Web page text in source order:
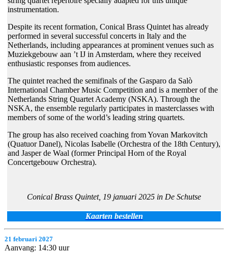
instrumentation.
Despite its recent formation, Conical Brass Quintet has already
performed in several successful concerts in Italy and the
Netherlands, including appearances at prominent venues such as
Muziekgebouw aan ’t IJ in Amsterdam, where they received
enthusiastic responses from audiences.
The quintet reached the semifinals of the Gasparo da Salò
International Chamber Music Competition and is a member of the
Netherlands String Quartet Academy (NSKA). Through the
NSKA, the ensemble regularly participates in masterclasses with
members of some of the world’s leading string quartets.
The group has also received coaching from Yovan Markovitch
(Quatuor Danel), Nicolas Isabelle (Orchestra of the 18th Century),
and Jasper de Waal (former Principal Horn of the Royal
Concertgebouw Orchestra).
Conical Brass Quintet, 19 januari 2025 in De Schutse
Kaarten bestellen
21 februari 2027
Aanvang: 14:30 uur